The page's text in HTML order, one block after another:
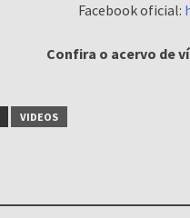
Facebook oficial:
Confira o acervo de
VIDEOS